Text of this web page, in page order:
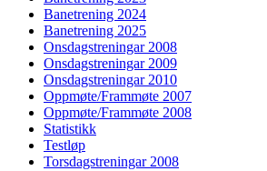
Banetrening 2024
Banetrening 2025
Onsdagstreningar 2008
Onsdagstreningar 2009
Onsdagstreningar 2010
Oppmøte/Frammøte 2007
Oppmøte/Frammøte 2008
Statistikk
Testløp
Torsdagstreningar 2008